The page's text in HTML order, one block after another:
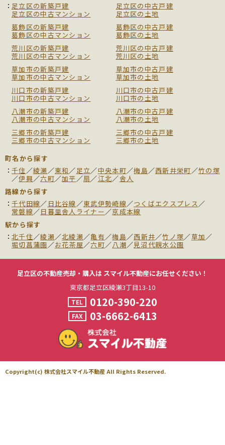
足立区の新築戸建
足立区の中古戸建
足立区の中古マンション
足立区の土地
葛飾区の新築戸建
葛飾区の中古戸建
葛飾区の中古マンション
葛飾区の土地
荒川区の新築戸建
荒川区の中古戸建
荒川区の中古マンション
荒川区の土地
草加市の新築戸建
草加市の中古戸建
草加市の中古マンション
草加市の土地
川口市の新築戸建
川口市の中古戸建
川口市の中古マンション
川口市の土地
八潮市の新築戸建
八潮市の中古戸建
八潮市の中古マンション
八潮市の土地
三郷市の新築戸建
三郷市の中古戸建
三郷市の中古マンション
三郷市の土地
町名から探す
千住／綾瀬／東和／足立／中央本町／梅島／西新井栄町／竹の塚
／伊興／六町／加平／扇／江北／舎人
路線から探す
千代田線／ 日比谷線／東武伊勢崎線／つくばエクスプレス／
常磐線／日暮里舎人ライナー／京成本線
駅から探す
北千住／綾瀬／北綾瀬／亀有／梅島／西新井／竹ノ塚／草加／
堀切菖蒲園／お花茶屋／六町／八潮／見沼代親水公園
足立区の不動産売却・購入は スマイル不動産にお任せください！
東京都足立区綾瀬3丁目13-10
TEL 0120-390-220
FAX 03-6662-6413
Copyright(c) 株式会社スマイル不動産 All Rights Reserved.